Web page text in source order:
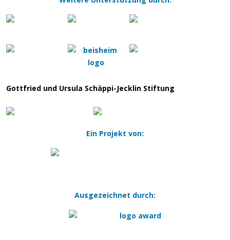
Gottfried und Ursula Schäppi-Jecklin Stiftung
Ein Projekt von:
Ausgezeichnet durch: